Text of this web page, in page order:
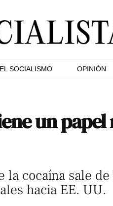
SOCIALISMO OPINIÓN
un
la cocaína sale
hacia EE. UU.